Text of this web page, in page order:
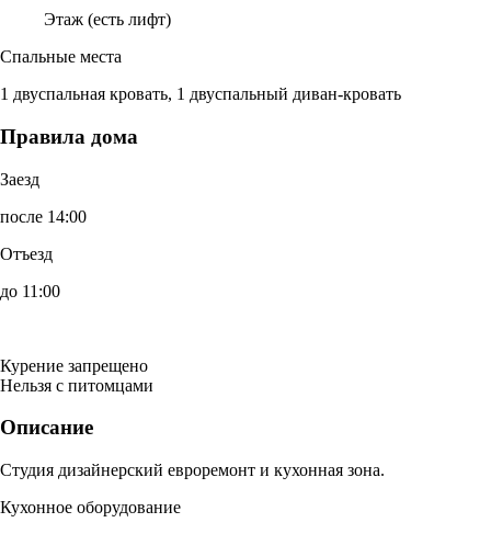
Этаж (есть лифт)
Спальные места
1 двуспальная кровать, 1 двуспальный диван-кровать
Правила дома
Заезд
после 14:00
Отъезд
до 11:00
Курение запрещено
Нельзя с питомцами
Описание
Студия дизайнерский евроремонт и кухонная зона.
Кухонное оборудование